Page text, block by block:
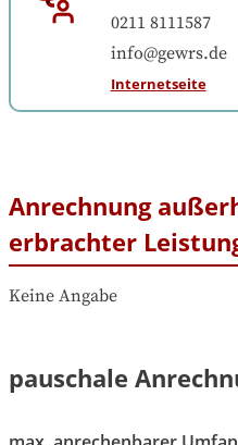
0211 8111587
info@gewrs.de
Internetseite
Anrechnung
erbrachter
Keine Angabe
pauschale